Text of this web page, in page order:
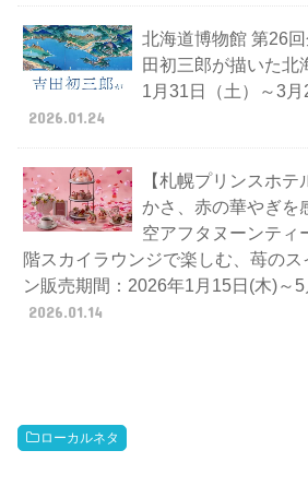
北海道博物館 第26
田初三郎が描いた
1月31日（土）～3
2026.01.24
【札幌プリンスホ
かさ、赤の華やぎを
空アフタヌーンティ
階スカイラウンジで楽しむ、苺のス
ン販売期間：2026年1月15日(木)～
2026.01.14
ローカルネタ